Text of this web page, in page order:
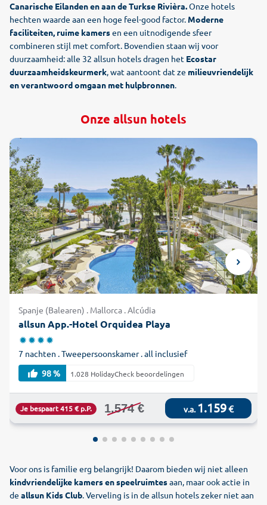
Canarische Eilanden en aan de Turkse Rivièra.Onze hotels
hechten waarde aan een hoge feel-good factor. Moderne
faciliteiten, ruime kamersen een uitnodigende sfeer
combineren stijl met comfort. Bovendien staan wij voor
duurzaamheid: alle 32 allsun hotels dragen het Ecostar
duurzaamheidskeurmerk, wat aantoont dat ze milieuvriendelijk
en verantwoord omgaan met hulpbronnen.
Onze allsun hotels
Spanje (Balearen) . Mallorca . Alcúdia
allsun App.-Hotel Orquidea Playa
7 nachten . Tweepersoonskamer . all inclusief
98 %
1.028 HolidayCheck beoordelingen
1.574 €
Je bespaart 415 € p.P. v.a.1.159€
Voor ons is familie erg belangrijk! Daarom bieden wij niet alleen
kindvriendelijke kamers en speelruimtesaan, maar ook actie in
de allsun Kids Club. Verveling is in de allsun hotels zeker niet aan